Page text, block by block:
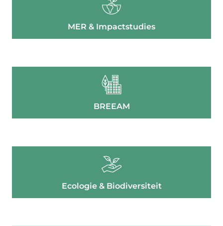
MER & Impactstudies
BREEAM
Ecologie & Biodiversiteit